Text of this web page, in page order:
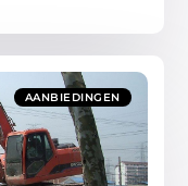
AANBIEDINGEN